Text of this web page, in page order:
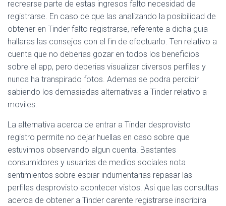
recrearse parte de estas ingresos falto necesidad de
registrarse. En caso de que las analizando la posibilidad de
obtener en Tinder falto registrarse, referente a dicha guia
hallaras las consejos con el fin de efectuarlo. Ten relativo a
cuenta que no deberias gozar en todos los beneficios
sobre el app, pero deberias visualizar diversos perfiles y
nunca ha transpirado fotos. Ademas se podra percibir
sabiendo los demasiadas alternativas a Tinder relativo a
moviles.
La alternativa acerca de entrar a Tinder desprovisto
registro permite no dejar huellas en caso sobre que
estuvimos observando algun cuenta. Bastantes
consumidores y usuarias de medios sociales nota
sentimientos sobre espiar indumentarias repasar las
perfiles desprovisto acontecer vistos. Asi que las consultas
acerca de obtener a Tinder carente registrarse inscribira